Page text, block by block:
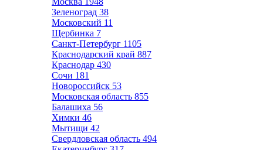
Зеленоград 38
Московский 11
Щербинка 7
Санкт-Петербург 1105
Краснодарский край 887
Краснодар 430
Сочи 181
Новороссийск 53
Московская область 855
Балашиха 56
Химки 46
Мытищи 42
Свердловская область 494